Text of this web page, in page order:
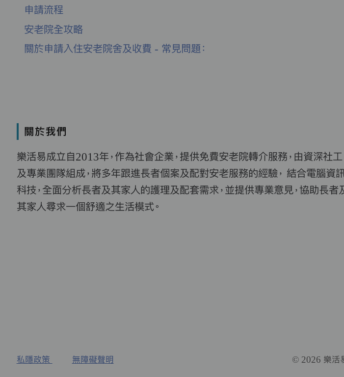
申請流程
安老院全攻略
關於申請入住安老院舍及收費 - 常見問題：
關於我們
樂活易成立自2013年，作為社會企業，提供免費安老院轉介服務，由資深社工
及專業團隊組成，將多年跟進長者個案及配對安老服務的經驗， 結合電腦資
科技，全面分析長者及其家人的護理及配套需求，並提供專業意見，協助長者
其家人尋求一個舒適之生活模式。
私隱政策 無障礙聲明 © 2026 樂活